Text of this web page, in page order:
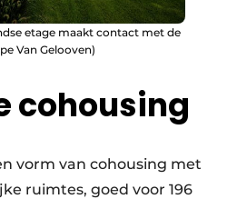
etage maakt contact met de
Van Gelooven)
cohousing
vorm van cohousing met
ruimtes, goed voor 196